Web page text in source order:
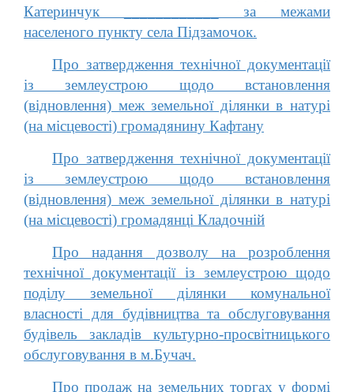
Катеринчук ____________ за межами
населеного пункту села Підзамочок.
Про затвердження технічної документації
із землеустрою щодо встановлення
(відновлення) меж земельної ділянки в натурі
(на місцевості) громадянину Кафтану
Про затвердження технічної документації
із землеустрою щодо встановлення
(відновлення) меж земельної ділянки в натурі
(на місцевості) громадянці Кладочній
Про надання дозволу на розроблення
технічної документації із землеустрою щодо
поділу земельної ділянки комунальної
власності для будівництва та обслуговування
будівель закладів культурно-просвітницького
обслуговування в м.Бучач.
Про продаж на земельних торгах у формі